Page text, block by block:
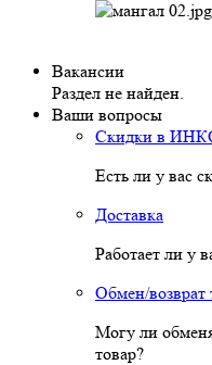
Вакансии
Раздел не найден.
Ваши вопросы
Скидки в
Есть ли у вас
Доставка
Работает ли у
Обмен/возврат
Могу ли
товар?